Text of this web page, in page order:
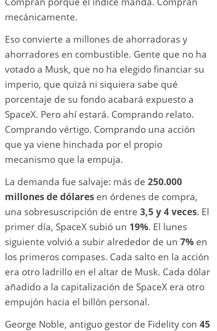
mecánicamente.
Eso convierte a millones de ahorradoras y
ahorradores en combustible. Gente que no ha
votado a Musk, que no ha elegido financiar su
imperio, que quizá ni siquiera sabe qué
porcentaje de su fondo acabará expuesto a
SpaceX. Pero ahí estará. Comprando relato.
Comprando vértigo. Comprando una acción
que ya viene hinchada por el propio
mecanismo que la empuja.
La demanda fue salvaje: más de 250.000
millones de dólares en órdenes de compra,
una sobresuscripción de entre 3,5 y 4 veces. El
primer día, SpaceX subió un 19%. El lunes
siguiente volvió a subir alrededor de un 7% en
los primeros compases. Cada salto en la acción
era otro ladrillo en el altar de Musk. Cada dólar
añadido a la capitalización de SpaceX era otro
empujón hacia el billón personal.
George Noble, antiguo gestor de Fidelity con 45